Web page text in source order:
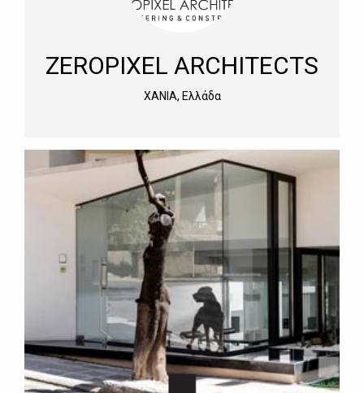
ZEROPIXEL ARCHITECTS
ΧΑΝΙΑ, Ελλάδα